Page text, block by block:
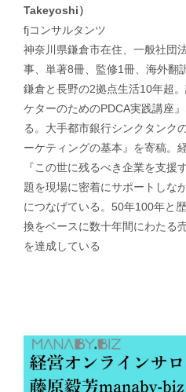
Takeyoshi）
fjコンサルタンツ
神奈川県鎌倉市在住、一般社団
事、単著8冊、監修1冊、海外翻
鎌倉と長野の2拠点生活10年超
ケターのためのPDCA実践講座
る。大手都市銀行シンクタンク
ーケティングの基本』を寄稿。
『この世に残るべき企業を支援
題を現場に密着にサポートしな
につなげている。50年100年と
換をベースに数十年間にわたる
を達成している